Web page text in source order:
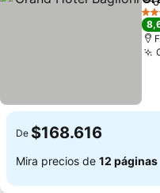
4
De $168.616
Mira precios de 12 páginas